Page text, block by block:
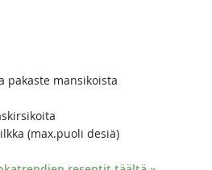
pakaste mansikoista
(max.puoli desiä)